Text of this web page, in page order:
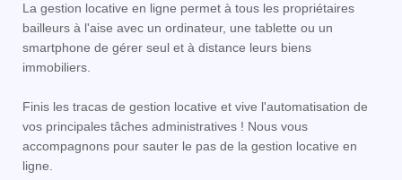
La gestion locative en ligne permet à tous les propriétaires
bailleurs à l'aise avec un ordinateur, une tablette ou un
smartphone de gérer seul et à distance leurs biens
immobiliers.
Finis les tracas de gestion locative et vive l'automatisation de
vos principales tâches administratives ! Nous vous
accompagnons pour sauter le pas de la gestion locative en
ligne.